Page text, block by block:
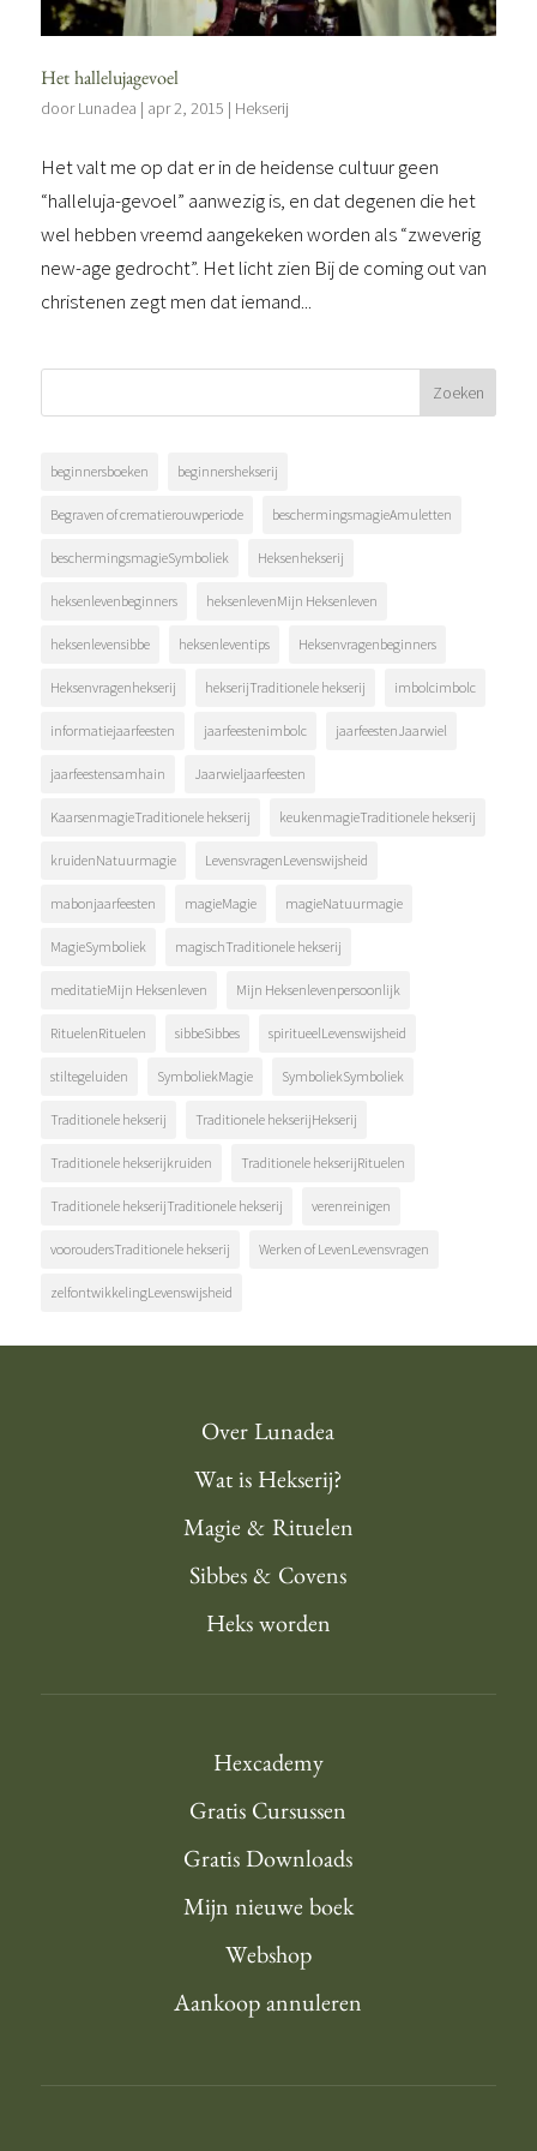
Het hallelujagevoel
doorLunadea | apr 2, 2015 | Hekserij
Het valt me op dat er in de heidense cultuur geen
“halleluja-gevoel” aanwezig is, en dat degenen die het
wel hebben vreemd aangekeken worden als “zweverig
new-age gedrocht”. Het licht zien Bij de coming out van
christenen zegt men dat iemand...
beginnersboeken beginnershekserij
Begraven of crematierouwperiode beschermingsmagieAmuletten
beschermingsmagieSymboliek Heksenhekserij
heksenlevenbeginners heksenlevenMijn Heksenleven
heksenlevensibbe heksenleventips Heksenvragenbeginners
Heksenvragenhekserij hekserijTraditionele hekserij imbolcimbolc
informatiejaarfeesten jaarfeestenimbolc jaarfeestenJaarwiel
jaarfeestensamhain Jaarwieljaarfeesten
KaarsenmagieTraditionele hekserij keukenmagieTraditionele hekserij
kruidenNatuurmagie LevensvragenLevenswijsheid
mabonjaarfeesten magieMagie magieNatuurmagie
MagieSymboliek magischTraditionele hekserij
meditatieMijn Heksenleven Mijn Heksenlevenpersoonlijk
RituelenRituelen sibbeSibbes spiritueelLevenswijsheid
stiltegeluiden SymboliekMagie SymboliekSymboliek
Traditionele hekserij Traditionele hekserijHekserij
Traditionele hekserijkruiden Traditionele hekserijRituelen
Traditionele hekserijTraditionele hekserij verenreinigen
vooroudersTraditionele hekserij Werken of LevenLevensvragen
zelfontwikkelingLevenswijsheid
Over Lunadea
Wat is Hekserij?
Magie & Rituelen
Sibbes & Covens
Heks worden
Hexcademy
Gratis Cursussen
Gratis Downloads
Mijn nieuwe boek
Webshop
Aankoop annuleren